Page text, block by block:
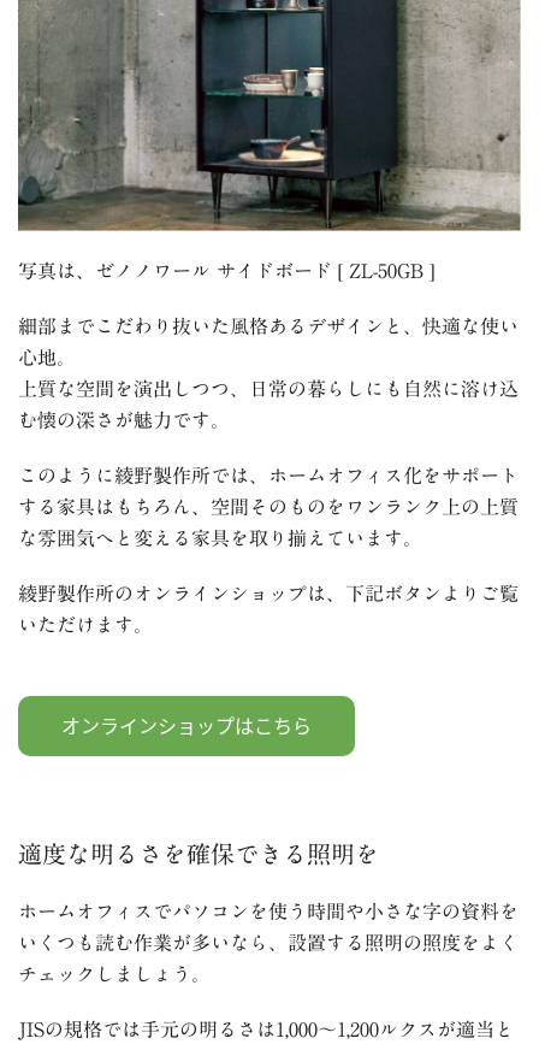
写真は、ゼノノワール サイドボード [ ZL-50GB ]
細部までこだわり抜いた風格あるデザインと、快適な使い
心地。
上質な空間を演出しつつ、日常の暮らしにも自然に溶け込
む懐の深さが魅力です。
このように綾野製作所では、ホームオフィス化をサポート
する家具はもちろん、空間そのものをワンランク上の上質
な雰囲気へと変える家具を取り揃えています。
綾野製作所のオンラインショップは、下記ボタンよりご覧
いただけます。
適度な明るさを確保できる照明を
ホームオフィスでパソコンを使う時間や小さな字の資料を
いくつも読む作業が多いなら、設置する照明の照度をよく
チェックしましょう。
JISの規格では手元の明るさは1,000～1,200ルクスが適当と